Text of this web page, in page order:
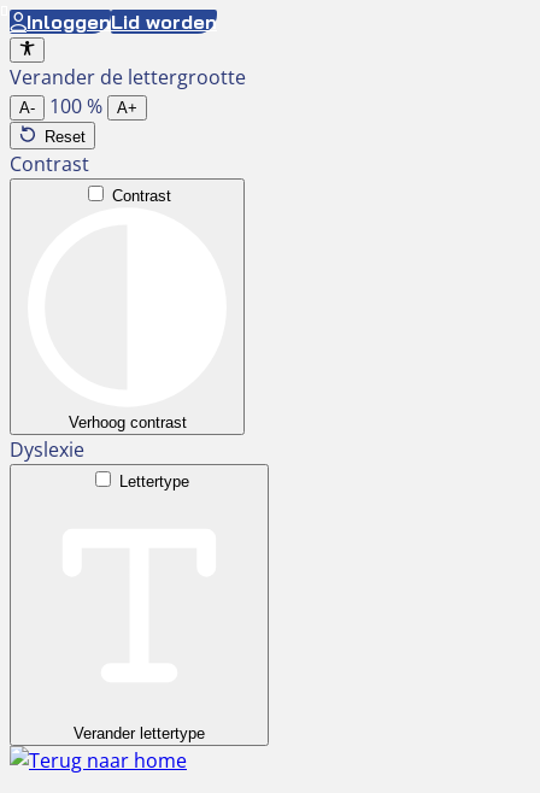
Ga
naar
de
inhoud
InloggenLid worden
Verander de lettergrootte
A- 100%
A+
Reset
Contrast
Contrast
Verhoog contrast
Dyslexie
Lettertype
Verander lettertype